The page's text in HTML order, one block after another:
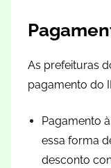
As prefeituras
pagamento do
Pagamento
essa forma
desconto